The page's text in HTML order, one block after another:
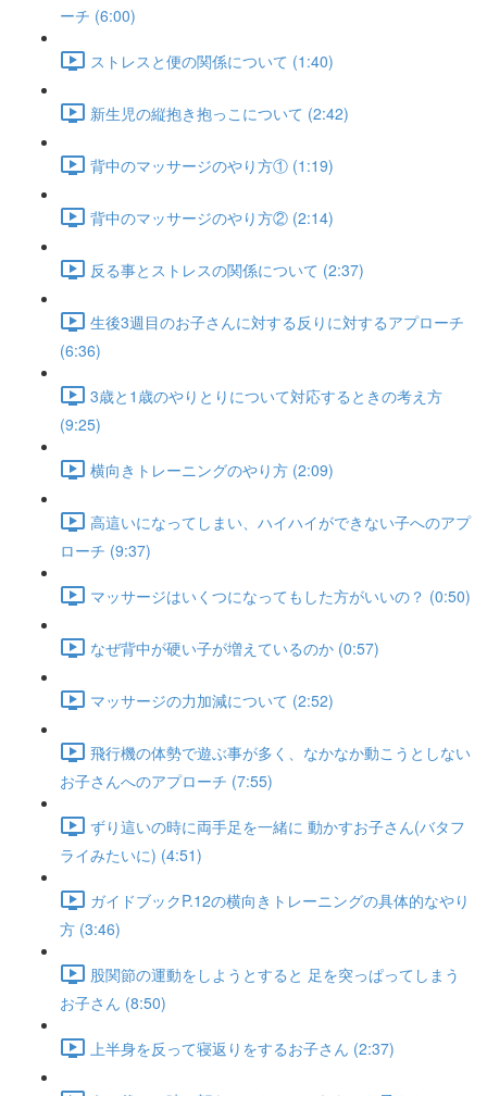
ーチ (6:00)
ストレスと便の関係について (1:40)
新生児の縦抱き抱っこについて (2:42)
背中のマッサージのやり方① (1:19)
背中のマッサージのやり方② (2:14)
反る事とストレスの関係について (2:37)
生後3週目のお子さんに対する反りに対するアプローチ
(6:36)
3歳と1歳のやりとりについて対応するときの考え方
(9:25)
横向きトレーニングのやり方 (2:09)
高這いになってしまい、ハイハイができない子へのアプ
ローチ (9:37)
マッサージはいくつになってもした方がいいの？ (0:50)
なぜ背中が硬い子が増えているのか (0:57)
マッサージの力加減について (2:52)
飛行機の体勢で遊ぶ事が多く、なかなか動こうとしない
お子さんへのアプローチ (7:55)
ずり這いの時に両手足を一緒に 動かすお子さん(バタフ
ライみたいに) (4:51)
ガイドブックP.12の横向きトレーニングの具体的なやり
方 (3:46)
股関節の運動をしようとすると 足を突っぱってしまう
お子さん (8:50)
上半身を反って寝返りをするお子さん (2:37)